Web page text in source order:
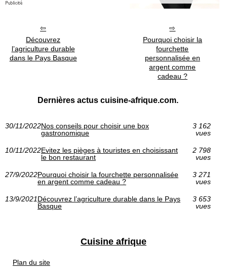
Découvrez
l’agriculture durable
dans le Pays Basque
Pourquoi choisir la
fourchette
personnalisée en
argent comme
cadeau ?
Dernières actus cuisine-afrique.com.
30/11/2022Nos conseils pour choisir une box
gastronomique
3 162
vues
10/11/2022Evitez les pièges à touristes en choisissant
le bon restaurant
2 798
vues
27/9/2022Pourquoi choisir la fourchette personnalisée
en argent comme cadeau ?
3 271
vues
13/9/2021Découvrez l’agriculture durable dans le Pays
Basque
3 653
vues
Cuisine afrique
Plan du site